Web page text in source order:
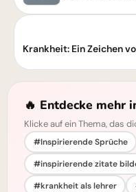
🔥 Entdecke mehr
Klicke auf ein Thema, das
#Inspirierende Sprüche
#inspirierende zitate
#krankheit als lehrer